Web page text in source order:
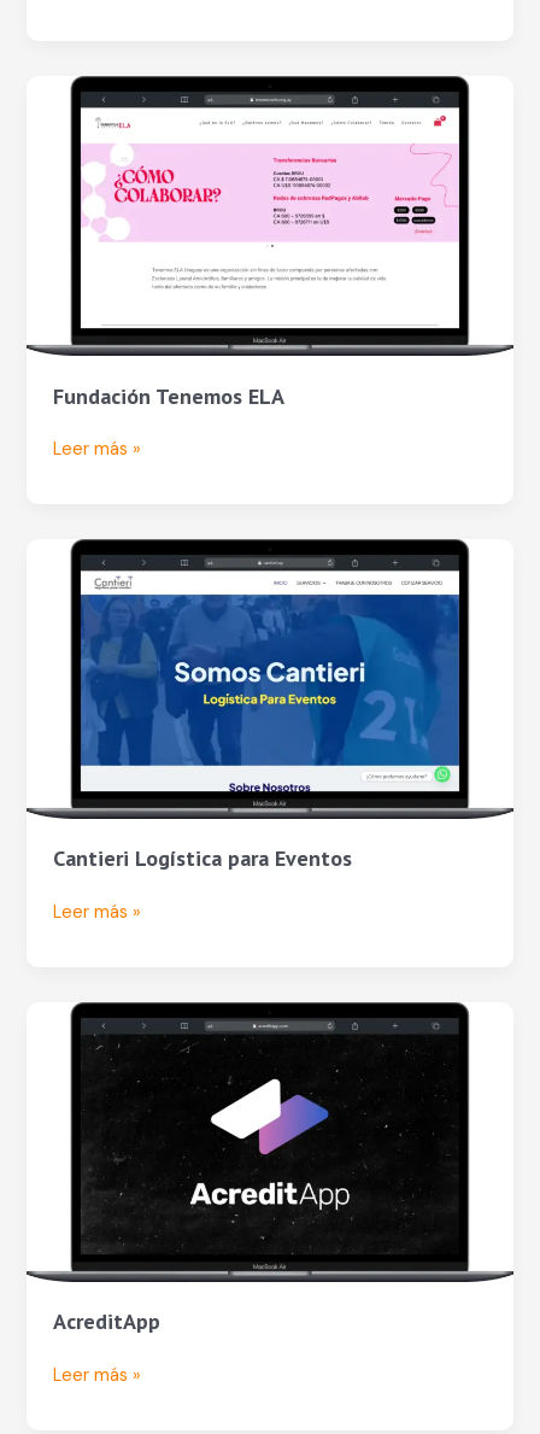
Fundación Tenemos ELA
Fundación
Tenemos
ELA
Leer más »
Cantieri Logística para Eventos
Cantieri
Logística
Eventos
Leer más »
AcreditApp
AcreditApp
Leer más »